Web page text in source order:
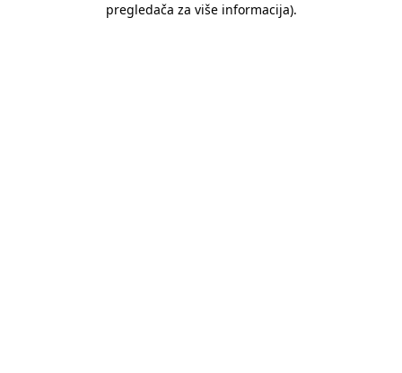
pregledača za više informacija).